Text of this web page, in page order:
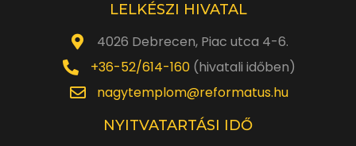
LELKÉSZI HIVATAL
4026 Debrecen, Piac utca 4-6.
+36-52/614-160(hivatali időben)
nagytemplom@reformatus.hu
NYITVATARTÁSI IDŐ